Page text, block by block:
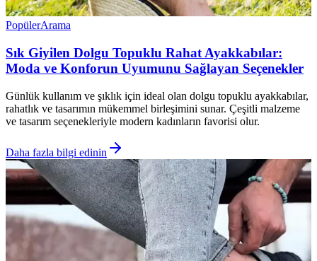
PopülerArama
Sık Giyilen Dolgu Topuklu Rahat Ayakkabılar:
Moda ve Konforun Uyumunu Sağlayan Seçenekler
Günlük kullanım ve şıklık için ideal olan dolgu topuklu ayakkabılar,
rahatlık ve tasarımın mükemmel birleşimini sunar. Çeşitli malzeme
ve tasarım seçenekleriyle modern kadınların favorisi olur.
Daha fazla bilgi edinin